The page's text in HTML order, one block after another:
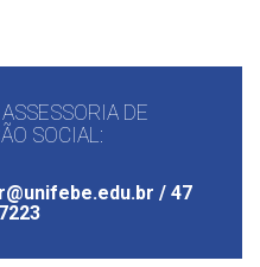
DE
SOCIAL:
/ 47